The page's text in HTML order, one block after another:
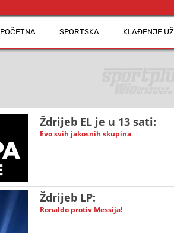
POČETNA SPORTSKA KLAĐENJE
Ždrijeb EL je u 13 sati:
Evo svih jakosnih skupina
Ždrijeb LP:
Ronaldo protiv Messija!